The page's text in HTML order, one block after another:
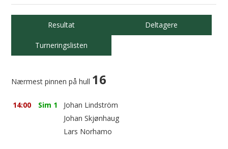
Resultat Deltagere
Turneringslisten
Nærmest pinnen på hull 16
14:00 Sim 1
Johan Lindström
Johan Skjønhaug
Lars Norhamo